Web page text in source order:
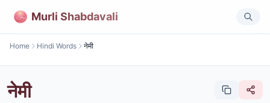
Murli Shabdavali
Home Hindi Words नेमी
नेमी